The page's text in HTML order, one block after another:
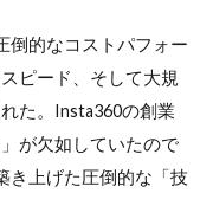
倒的なコストパフォー
ピード、そして大規
た。Insta360の創業
が欠如していたので
き上げた圧倒的な「技